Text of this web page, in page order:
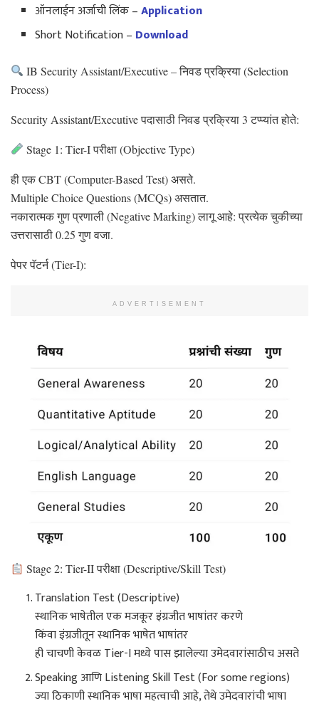
ऑनलाईन अर्जाची लिंक –Application
Short Notification – Download
IB Security Assistant/Executive – निवड प्रक्रिया (Selection
Process)
Security Assistant/Executive पदासाठी निवड प्रक्रिया 3 टप्प्यांत होते:
Stage 1: Tier-I परीक्षा (Objective Type)
ही एक CBT (Computer-Based Test) असते.
Multiple Choice Questions (MCQs) असतात.
नकारात्मक गुण प्रणाली (Negative Marking) लागू आहे: प्रत्येक चुकीच्या
उत्तरासाठी 0.25 गुण वजा.
पेपर पॅटर्न (Tier-I):
ADVERTISEMENT
Stage 2: Tier-II परीक्षा (Descriptive/Skill Test)
Translation Test (Descriptive)
स्थानिक भाषेतील एक मजकूर इंग्रजीत भाषांतर करणे
किंवा इंग्रजीतून स्थानिक भाषेत भाषांतर
ही चाचणी केवळ Tier-I मध्ये पास झालेल्या उमेदवारांसाठीच असते
Speaking आणि Listening Skill Test (For some regions)
ज्या ठिकाणी स्थानिक भाषा महत्वाची आहे, तेथे उमेदवारांची भाषा